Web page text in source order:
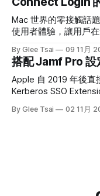
Apple 設備並非堅不
為什麼 Apple
於如果不是 Entra ID，
以用 SAML Tracer 這
的 SAML 文件是如何
屬於以下五個群組。 接著有另外一個很重要的事情要提醒，
如果你要阻擋註冊的
Mac 世界的零接觸話
使用者體驗，讓用戶
的時間而已，更是讓整個
與設定可以全自動化
的設定在電腦裡，而
在使用 Entra ID 這樣
的風險。然而，要求
By Glee Tsai 09 11月
搭配 Jamf Pro
Apple 自 2019 年後直
Kerberos SSO
成 SSO，這個功能必
By Glee Tsai 02 11月